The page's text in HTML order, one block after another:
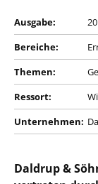
Ausgabe:
Bereiche:
Themen:
Ressort:
Unternehmen:
Daldrup &